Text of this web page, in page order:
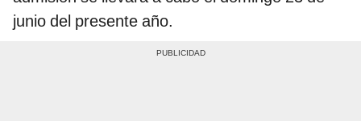
junio del presente año.